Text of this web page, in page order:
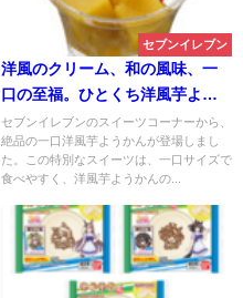
セブンイレブン
洋風のクリーム、和の風味、一
口の至福。ひとくち洋風芋よう
かん
セブンイレブンのスイーツコーナーから、
絶品の一口洋風芋ようかんが登場しまし
た。この特別なスイーツは、一口サイズで
食べやすく、洋風芋ようかんの...